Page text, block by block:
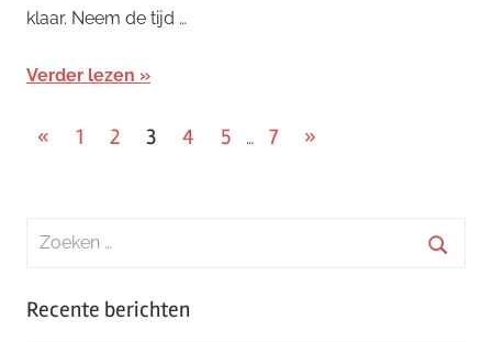
klaar. Neem de tijd …
Verder lezen
Berichten
« Vorige
1 2 3 4 5 … 7
Volgende
»
Zoeken
Recente berichten